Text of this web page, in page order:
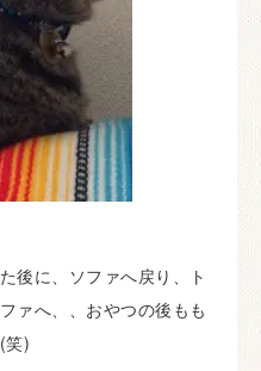
後に、ソファへ戻り、ト
ァへ、、おやつの後もも
笑)